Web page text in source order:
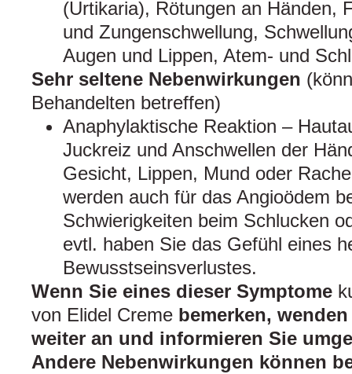
(Urtikaria), Rötungen an Händen,
und Zungenschwellung,
Augen und Lippen, Atem- und
Sehr seltene Nebenwirkungen
Behandelten betreffen)
Anaphylaktische Reaktion –
Juckreiz und Anschwellen der
Gesicht, Lippen, Mund oder
werden auch für das Angioödem
Schwierigkeiten beim Schlucken
evtl. haben Sie das Gefühl eines
Bewusstseinsverlustes.
Wenn Sie eines dieser Symptome
von Elidel Creme bemerken,
weiter an und informieren Sie
Andere Nebenwirkungen können